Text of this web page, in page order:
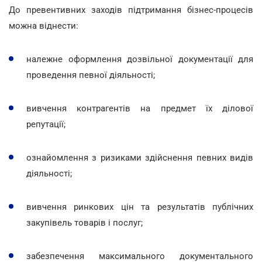
До превентивних заходів підтримання бізнес-процесів
можна віднести:
належне оформлення дозвільної документації для
проведення певної діяльності;
вивчення контрагентів на предмет їх ділової
репутації;
ознайомлення з ризиками здійснення певних видів
діяльності;
вивчення ринкових цін та результатів публічних
закупівель товарів і послуг;
забезпечення максимального документального